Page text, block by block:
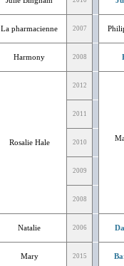
La pharmacienne 2007
Harmony 2008
Rosalie Hale
2012
2011
2010
2009
2008
Natalie 2006
Mary 2015